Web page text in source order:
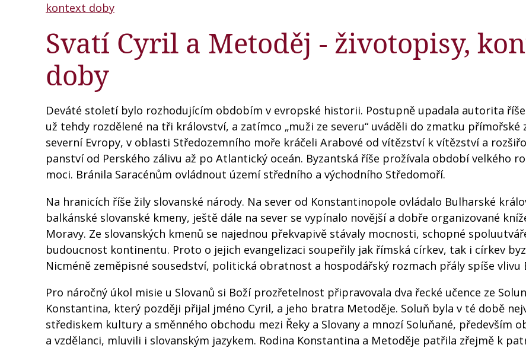
kontext doby
Svatí Cyril a Metoděj - životopisy,
doby
Deváté století bylo rozhodujícím obdobím v evropské historii. Postupně upadala autorita
už tehdy rozdělené na tři království, a zatímco „muži ze severu“ uváděli do zmatku přímořské
severní Evropy, v oblasti Středozemního moře kráčeli Arabové od vítězství k vítězství a
panství od Perského zálivu až po Atlantický oceán. Byzantská říše prožívala období velkého
moci. Bránila Saracénům ovládnout území středního a východního Středomoří.
Na hranicích říše žily slovanské národy. Na sever od Konstantinopole ovládalo Bulharské
balkánské slovanské kmeny, ještě dále na sever se vypínalo novější a dobře organizované
Moravy. Ze slovanských kmenů se najednou překvapivě stávaly mocnosti, schopné
budoucnost kontinentu. Proto o jejich evangelizaci soupeřily jak římská církev, tak i církev
Nicméně zeměpisné sousedství, politická obratnost a hospodářský rozmach přály spíše vlivu
Pro náročný úkol misie u Slovanů si Boží prozřetelnost připravovala dva řecké učence ze
Konstantina, který později přijal jméno Cyril, a jeho bratra Metoděje. Soluň byla v té době
střediskem kultury a směnného obchodu mezi Řeky a Slovany a mnozí Soluňané, především
a vzdělanci, mluvili i slovanským jazykem. Rodina Konstantina a Metoděje patřila zřejmě k